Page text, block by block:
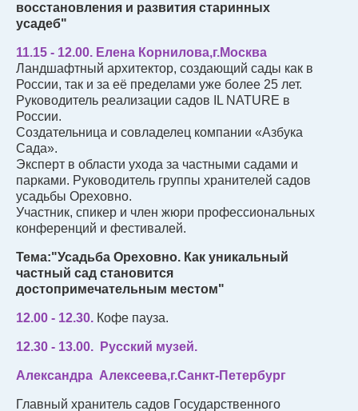
восстановления и развития старинных
усадеб"
11.15 - 12.00. Елена Корнилова,г.Москва
Ландшафтный архитектор, создающий сады как в
России, так и за её пределами уже более 25 лет.
Руководитель реализации садов IL NATURE в
России.
Создательница и совладелец компании «Азбука
Сада».
Эксперт в области ухода за частными садами и
парками. Руководитель группы хранителей садов
усадьбы Ореховно.
Участник, спикер и член жюри профессиональных
конференций и фестивалей.
Тема:"Усадьба Ореховно. Как уникальный
частный сад становится
достопримечательным местом"
12.00 - 12.30. Кофе пауза.
12.30 - 13.00. Русский музей.
Александра Алексеева,г.Санкт-Петербург
Главный хранитель садов Государственного